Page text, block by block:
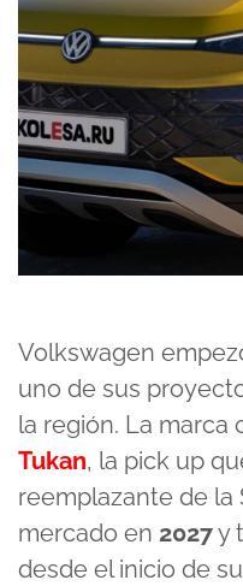
Volkswagen
uno de sus
la región. La marca
Tukan, la pick up
reemplazante de la
mercado en 2027y
desde el inicio de